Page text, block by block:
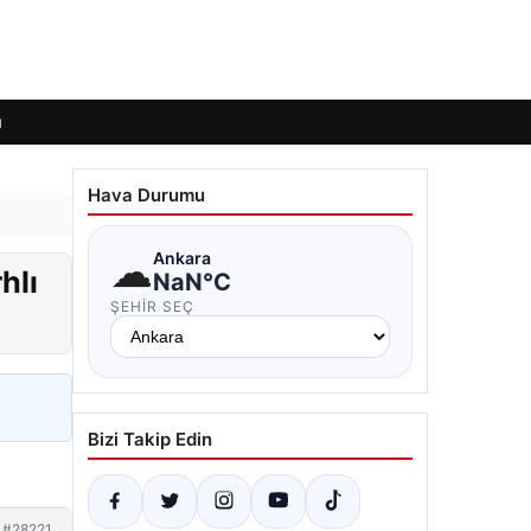
Hava Durumu
☁Ankara
NaN°C
ŞEHIR SEÇ
Bizi Takip Edin